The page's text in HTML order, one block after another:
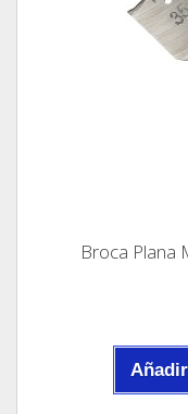
Broca Plana